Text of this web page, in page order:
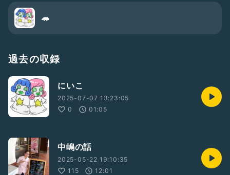
🦔
過去の収録
にいこ
2025-07-07 13:23:05
0
01:05
中嶋の話
2025-05-22 19:10:35
115
12:01